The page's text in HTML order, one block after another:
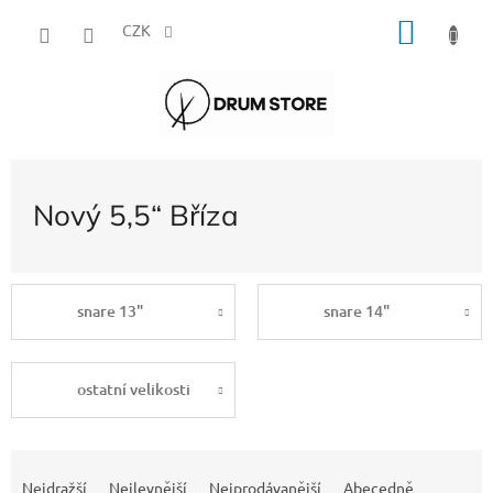
CZK
Nový 5,5“ Bříza
snare 13" snare 14"
ostatní velikosti
Nejdražší Nejlevnější Nejprodávanější Abecedně